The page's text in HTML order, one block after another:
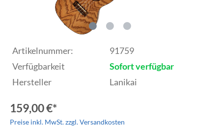
Artikelnummer:
91759
Verfügbarkeit
Sofort verfügbar
Hersteller
Lanikai
159,00 €*
Preise inkl. MwSt. zzgl. Versandkosten